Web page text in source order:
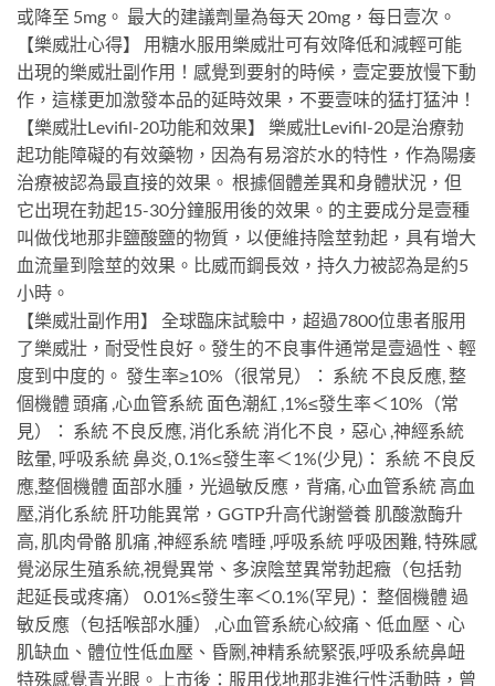
或降至 5mg。 最大的建議劑量為每天 20mg，每日壹次。
【樂威壯心得】 用糖水服用樂威壯可有效降低和減輕可能
出現的樂威壯副作用！感覺到要射的時候，壹定要放慢下動
作，這樣更加激發本品的延時效果，不要壹味的猛打猛沖！
【樂威壯Levifil-20功能和效果】 樂威壯Levifil-20是治療勃
起功能障礙的有效藥物，因為有易溶於水的特性，作為陽痿
治療被認為最直接的效果。 根據個體差異和身體狀況，但
它出現在勃起15-30分鐘服用後的效果。的主要成分是壹種
叫做伐地那非鹽酸鹽的物質，以便維持陰莖勃起，具有增大
血流量到陰莖的效果。比威而鋼長效，持久力被認為是約5
小時。
【樂威壯副作用】 全球臨床試驗中，超過7800位患者服用
了樂威壯，耐受性良好。發生的不良事件通常是壹過性、輕
度到中度的。 發生率≥10%（很常見）： 系統 不良反應, 整
個機體 頭痛 ,心血管系統 面色潮紅 ,1%≤發生率＜10%（常
見）： 系統 不良反應, 消化系統 消化不良，惡心 ,神經系統
眩暈, 呼吸系統 鼻炎, 0.1%≤發生率＜1%(少見)： 系統 不良反
應,整個機體 面部水腫，光過敏反應，背痛, 心血管系統 高血
壓,消化系統 肝功能異常，GGTP升高代謝營養 肌酸激酶升
高, 肌肉骨骼 肌痛 ,神經系統 嗜睡 ,呼吸系統 呼吸困難, 特殊感
覺泌尿生殖系統,視覺異常、多淚陰莖異常勃起癥（包括勃
起延長或疼痛） 0.01%≤發生率＜0.1%(罕見)： 整個機體 過
敏反應（包括喉部水腫） ,心血管系統心絞痛、低血壓、心
肌缺血、體位性低血壓、昏劂,神精系統緊張,呼吸系統鼻衄
特殊感覺青光眼。上市後：服用伐地那非進行性活動時，曾